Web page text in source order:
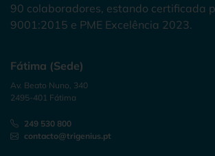
90 colaboradores, estando certificada
9001:2015 e PME Excelência 2023.
Fátima (Sede)
Av. Beato Nuno, 340
2495-401 Fátima
249 530 800
contacto@trigenius.pt